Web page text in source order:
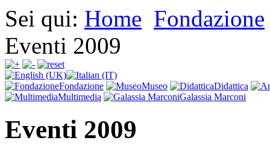
Sei qui: Home Fondazione
Eventi 2009
Fondazione Museo
Didattica
Multimedia
Galassia Marconi
Eventi 2009